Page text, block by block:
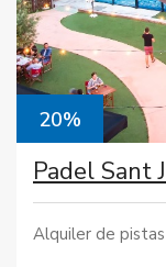
20%
Padel Sant
Alquiler de